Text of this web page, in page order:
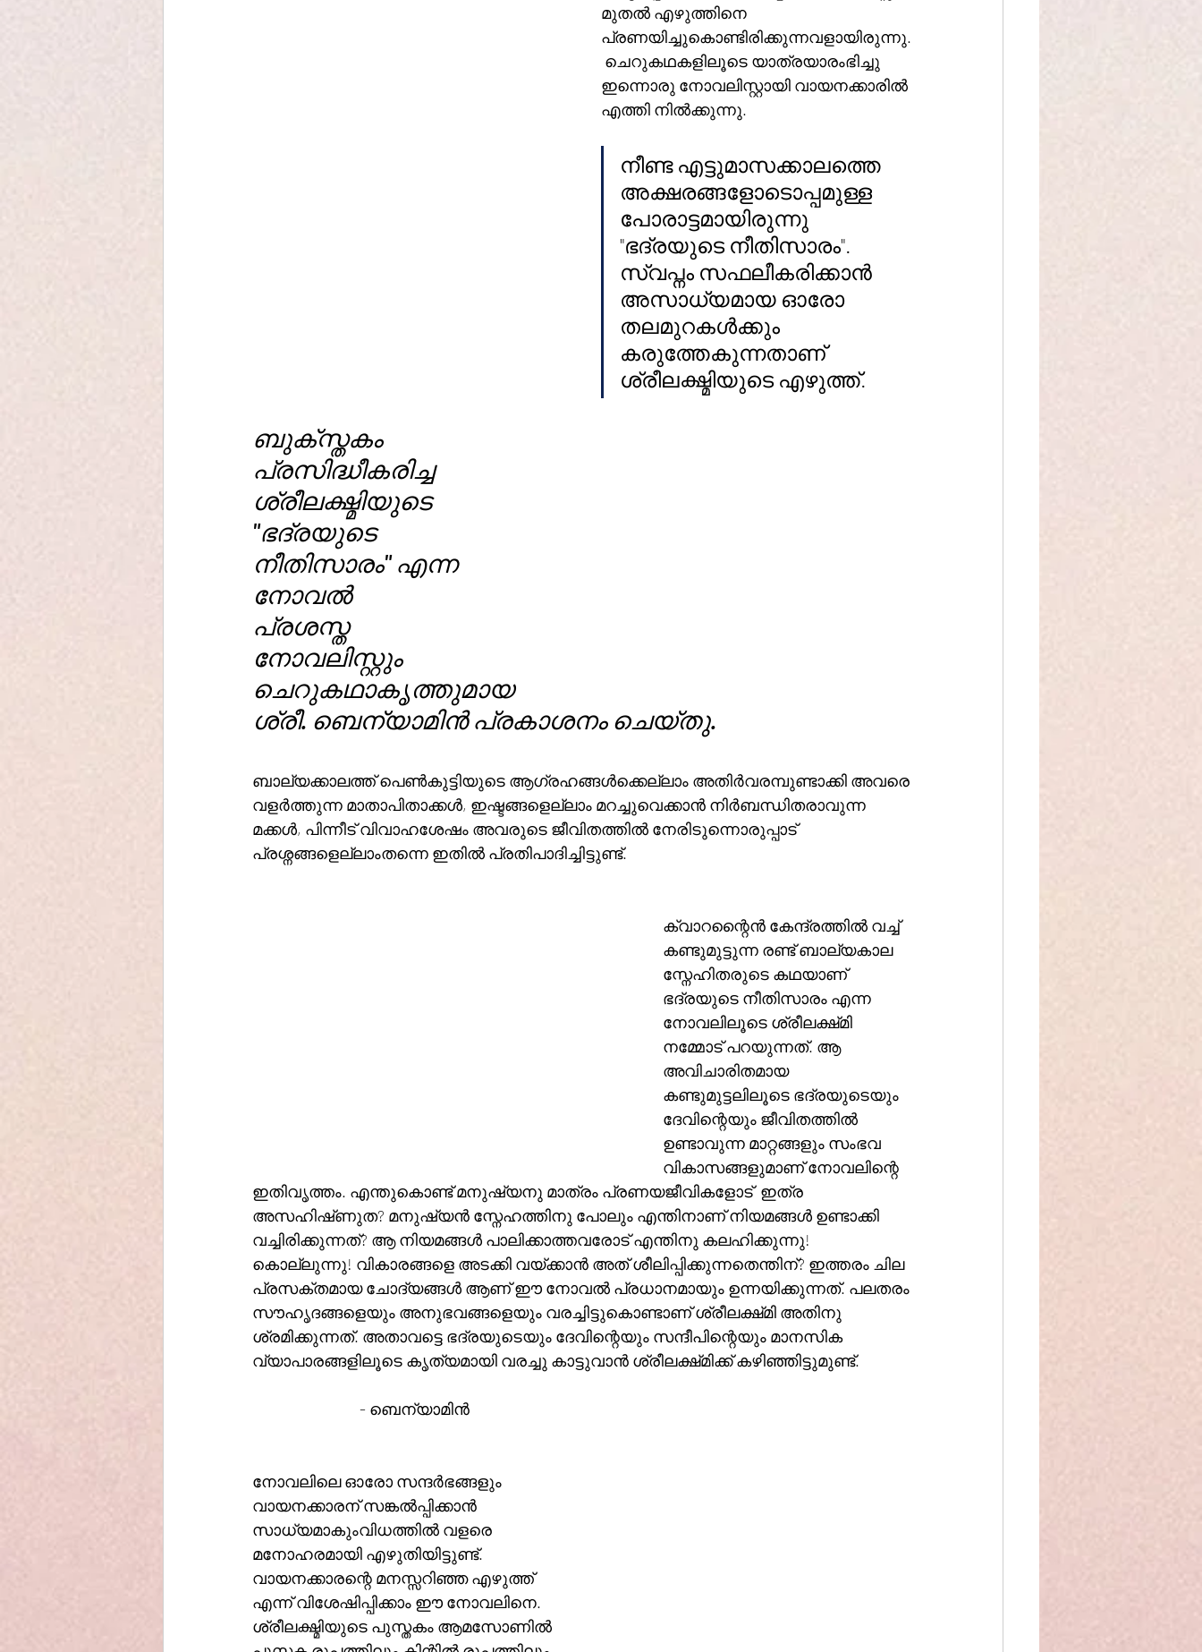
മുതൽ എഴുത്തിനെ
പ്രണയിച്ചുകൊണ്ടിരിക്കുന്നവളായിരുന്നു.
ചെറുകഥകളിലൂടെ യാത്രയാരംഭിച്ചു
ഇന്നൊരു നോവലിസ്റ്റായി വായനക്കാരിൽ
എത്തി നിൽക്കുന്നു.
നീണ്ട എട്ടുമാസക്കാലത്തെ
അക്ഷരങ്ങളോടൊപ്പമുള്ള
പോരാട്ടമായിരുന്നു
"ഭദ്രയുടെ നീതിസാരം".
സ്വപ്നം സഫലീകരിക്കാൻ
അസാധ്യമായ ഓരോ
തലമുറകൾക്കും
കരുത്തേകുന്നതാണ്
ശ്രീലക്ഷ്മിയുടെ എഴുത്ത്.
ബുക്‌സ്തകം
പ്രസിദ്ധീകരിച്ച
ശ്രീലക്ഷ്മിയുടെ
"ഭദ്രയുടെ
നീതിസാരം" എന്ന
നോവൽ
പ്രശസ്ത
നോവലിസ്റ്റും
ചെറുകഥാകൃത്തുമായ
ശ്രീ. ബെന്യാമിൻ പ്രകാശനം ചെയ്തു.
ബാല്യക്കാലത്ത് പെൺകുട്ടിയുടെ ആഗ്രഹങ്ങൾക്കെല്ലാം അതിർവരമ്പുണ്ടാക്കി അവരെ
വളർത്തുന്ന മാതാപിതാക്കൾ, ഇഷ്ടങ്ങളെല്ലാം മറച്ചുവെക്കാൻ നിർബന്ധിതരാവുന്ന
മക്കൾ, പിന്നീട് വിവാഹശേഷം അവരുടെ ജീവിതത്തിൽ നേരിടുന്നൊരുപ്പാട്
പ്രശ്നങ്ങളെല്ലാംതന്നെ ഇതിൽ പ്രതിപാദിച്ചിട്ടുണ്ട്.
ക്വാറന്റൈൻ കേന്ദ്രത്തിൽ വച്ച്
കണ്ടുമുട്ടുന്ന രണ്ട് ബാല്യകാല
സ്നേഹിതരുടെ കഥയാണ്
ഭദ്രയുടെ നീതിസാരം എന്ന
നോവലിലൂടെ ശ്രീലക്ഷ്‌മി
നമ്മോട് പറയുന്നത്. ആ
അവിചാരിതമായ
കണ്ടുമുട്ടലിലൂടെ ഭദ്രയുടെയും
ദേവിന്റെയും ജീവിതത്തിൽ
ഉണ്ടാവുന്ന മാറ്റങ്ങളും സംഭവ
വികാസങ്ങളുമാണ് നോവലിന്റെ
ഇതിവൃത്തം. എന്തുകൊണ്ട് മനുഷ്യനു മാത്രം പ്രണയജീവികളോട്  ഇത്ര
അസഹിഷ്‌ണുത? മനുഷ്യൻ സ്നേഹത്തിനു പോലും എന്തിനാണ് നിയമങ്ങൾ ഉണ്ടാക്കി
വച്ചിരിക്കുന്നത്? ആ നിയമങ്ങൾ പാലിക്കാത്തവരോട് എന്തിനു കലഹിക്കുന്നു!
കൊല്ലുന്നു! വികാരങ്ങളെ അടക്കി വയ്ക്കാൻ അത് ശീലിപ്പിക്കുന്നതെന്തിന്? ഇത്തരം ചില
പ്രസക്തമായ ചോദ്യങ്ങൾ ആണ് ഈ നോവൽ പ്രധാനമായും ഉന്നയിക്കുന്നത്. പലതരം
സൗഹൃദങ്ങളെയും അനുഭവങ്ങളെയും വരച്ചിട്ടുകൊണ്ടാണ് ശ്രീലക്ഷ്‌മി അതിനു
ശ്രമിക്കുന്നത്. അതാവട്ടെ ഭദ്രയുടെയും ദേവിന്റെയും സന്ദീപിന്റെയും മാനസിക
വ്യാപാരങ്ങളിലൂടെ കൃത്യമായി വരച്ചു കാട്ടുവാൻ ശ്രീലക്ഷ്‌മിക്ക് കഴിഞ്ഞിട്ടുമുണ്ട്.
			- ബെന്യാമിൻ
നോവലിലെ ഓരോ സന്ദർഭങ്ങളും
വായനക്കാരന് സങ്കൽപ്പിക്കാൻ
സാധ്യമാകുംവിധത്തിൽ വളരെ
മനോഹരമായി എഴുതിയിട്ടുണ്ട്.
വായനക്കാരന്റെ മനസ്സറിഞ്ഞ എഴുത്ത്
എന്ന് വിശേഷിപ്പിക്കാം ഈ നോവലിനെ.
ശ്രീലക്ഷ്മിയുടെ പുസ്തകം ആമസോണിൽ